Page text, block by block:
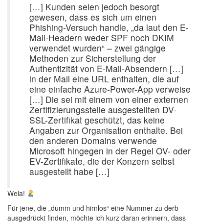
[…] Kunden seien jedoch besorgt
gewesen, dass es sich um einen
Phishing-Versuch handle, „da laut den E-
Mail-Headern weder SPF noch DKIM
verwendet wurden“ – zwei gängige
Methoden zur Sicherstellung der
Authentizität von E-Mail-Absendern […]
in der Mail eine URL enthalten, die auf
eine einfache Azure-Power-App verweise
[…] Die sei mit einem von einer externen
Zertifizierungsstelle ausgestellten DV-
SSL-Zertifikat geschützt, das keine
Angaben zur Organisation enthalte. Bei
den anderen Domains verwende
Microsoft hingegen in der Regel OV- oder
EV-Zertifikate, die der Konzern selbst
ausgestellt habe […]
Weia!
Für jene, die „dumm und hirnlos“ eine Nummer zu derb
ausgedrückt finden, möchte ich kurz daran erinnern, dass